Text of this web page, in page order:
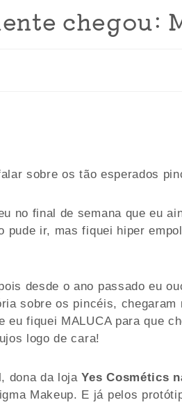
chegou:
sobre os tão esperados
no final de semana que eu
pude ir, mas fiquei hiper
desde o ano passado eu
sobre os pincéis, chegaram
eu fiquei MALUCA para que
logo de cara!
dona da lojaYes Cosmétics
Makeup. E já pelos